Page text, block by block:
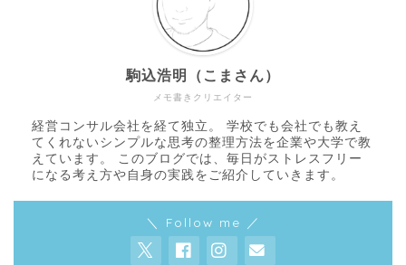
メモ書きクリエイター
駒込浩明（こまさん）
経営コンサル会社を経て独立。 学校でも会社でも教え
てくれないシンプルな思考の整理方法を企業や大学で教
えています。 このブログでは、毎日がストレスフリー
になる考え方や自身の実践をご紹介していきます。
＼ Follow me ／